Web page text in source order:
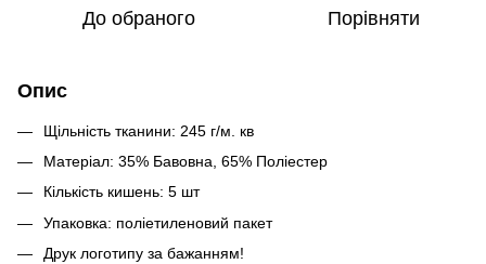
До обраного Порівняти
Опис
Щільність тканини: 245 г/м. кв
Матеріал: 35% Бавовна, 65% Поліестер
Кількість кишень: 5 шт
Упаковка: поліетиленовий пакет
Друк логотипу за бажанням!